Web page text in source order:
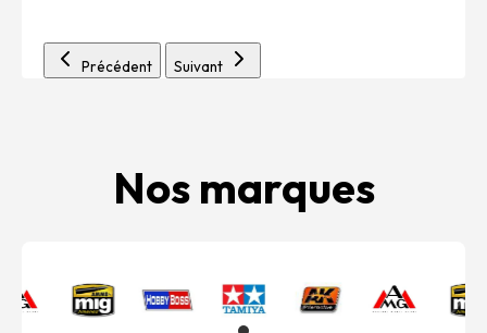
Précédent Suivant
Nos marques